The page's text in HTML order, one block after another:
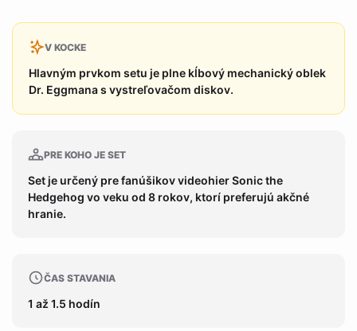
V KOCKE
Hlavným prvkom setu je plne kĺbový mechanický oblek
Dr. Eggmana s vystreľovačom diskov.
PRE KOHO JE SET
Set je určený pre fanúšikov videohier Sonic the
Hedgehog vo veku od 8 rokov, ktorí preferujú akčné
hranie.
ČAS STAVANIA
1 až 1.5 hodín